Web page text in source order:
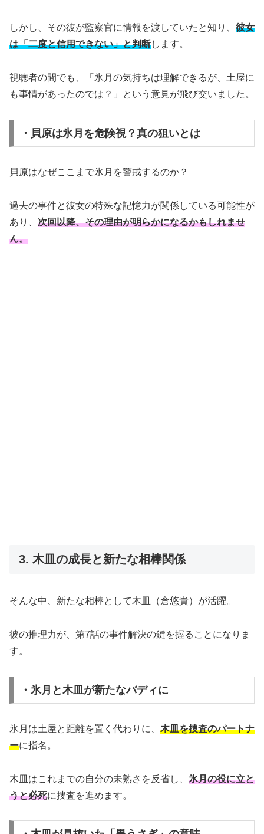
しかし、その彼が監察官に情報を渡していたと知り、 彼女
は「二度と信用できない」と判断します。
視聴者の間でも、「氷月の気持ちは理解できるが、土屋に
も事情があったのでは？」という意見が飛び交いました。
・貝原は氷月を危険視？真の狙いとは
貝原はなぜここまで氷月を警戒するのか？
過去の事件と彼女の特殊な記憶力が関係している可能性が
あり、 次回以降、その理由が明らかになるかもしれませ
ん。
3. 木皿の成長と新たな相棒関係
そんな中、新たな相棒として木皿（倉悠貴）が活躍。
彼の推理力が、第7話の事件解決の鍵を握ることになりま
す。
・氷月と木皿が新たなバディに
氷月は土屋と距離を置く代わりに、 木皿を捜査のパートナ
ーに指名。
木皿はこれまでの自分の未熟さを反省し、 氷月の役に立と
うと必死に捜査を進めます。